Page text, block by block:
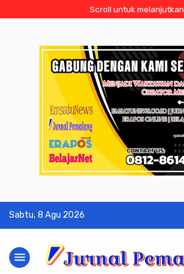
Scroll untuk melanjutkan
Sabtu, 8 Agu 2026
menu